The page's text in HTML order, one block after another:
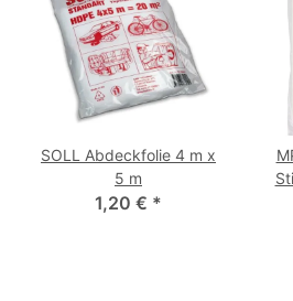
SOLL Abdeckfolie 4 m x
5 m
1,20 € *